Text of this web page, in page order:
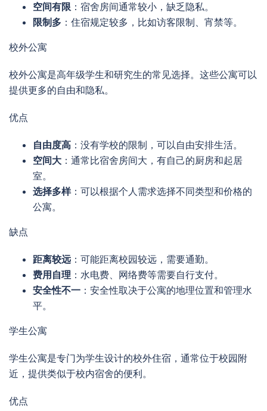
空间有限 ：宿舍房间通常较小，缺乏隐私。
限制多 ：住宿规定较多，比如访客限制、宵禁等。
校外公寓
校外公寓是高年级学生和研究生的常见选择。这些公寓可以
提供更多的自由和隐私。
优点
自由度高 ：没有学校的限制，可以自由安排生活。
空间大 ：通常比宿舍房间大，有自己的厨房和起居
室。
选择多样：可以根据个人需求选择不同类型和价格的
公寓。
缺点
距离较远 ：可能距离校园较远，需要通勤。
费用自理 ：水电费、网络费等需要自行支付。
安全性不一 ：安全性取决于公寓的地理位置和管理水
平。
学生公寓
学生公寓是专门为学生设计的校外住宿，通常位于校园附
近，提供类似于校内宿舍的便利。
优点